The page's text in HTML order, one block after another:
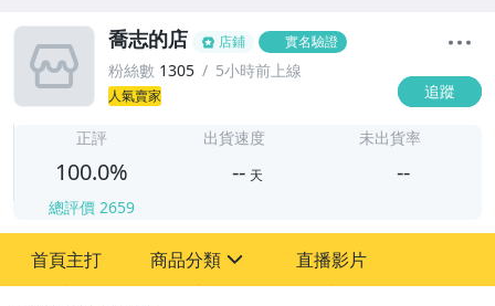
喬志的店 店鋪 實名驗證
粉絲數 1305 5小時前上線
人氣賣家 追蹤
正評
100.0%
總評價 2659
出貨速度
-- 天
未出貨率
--
首頁主打 商品分類 直播影片